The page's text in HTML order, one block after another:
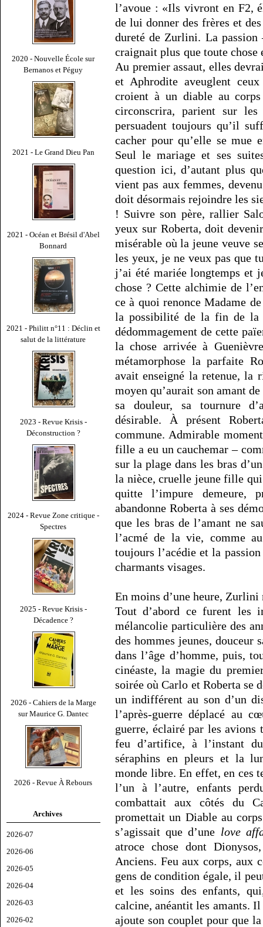
2020 - Nouvelle École sur
Bernanos et Péguy
2021 - Le Grand Dieu Pan
2021 - Océan et Brésil d'Abel
Bonnard
2021 - Philitt n°11 : Déclin et
salut de la littérature
2023 - Revue Krisis -
Déconstruction ?
2024 - Revue Zone critique -
Spectres
2025 - Revue Krisis -
Décadence ?
2026 - Cahiers de la Marge
sur Maurice G. Dantec
2026 - Revue À Rebours
Archives
2026-07
2026-06
2026-05
2026-04
2026-03
2026-02
l’avoue : «Ils vivront en F2,
de lui donner des frères et
dureté de Zurlini. La passion
craignait plus que toute chose
Au premier assaut, elles
et Aphrodite aveuglent
croient à un diable au corps
circonscrira, parient sur
persuadent toujours qu’il
cacher pour qu’elle se mue
Seul le mariage et ses
question ici, d’autant plus
vient pas aux femmes,
doit désormais rejoindre les
! Suivre son père, rallier
yeux sur Roberta, doit
misérable où la jeune veuve
les yeux, je ne veux pas que
j’ai été mariée longtemps et
chose ? Cette alchimie de
ce à quoi renonce Madame
la possibilité de la fin de la
dédommagement de cette
la chose arrivée à
métamorphose la parfaite
avait enseigné la retenue,
moyen qu’aurait son amant
sa douleur, sa tournure
désirable. À présent
commune. Admirable
fille a eu un cauchemar –
sur la plage dans les bras
la nièce, cruelle jeune fille
quitte l’impure demeure,
abandonne Roberta à ses
que les bras de l’amant ne
l’acmé de la vie, comme
toujours l’acédie et la
charmants visages.
En moins d’une heure, Zurlini
Tout d’abord ce furent les
mélancolie particulière des
des hommes jeunes, douceur
dans l’âge d’homme, puis,
cinéaste, la magie du
soirée où Carlo et Roberta se
un indifférent au son d’un
l’après-guerre déplacé au
guerre, éclairé par les avions
feu d’artifice, à l’instant
séraphins en pleurs et la
monde libre. En effet, en ces
l’un à l’autre, enfants
combattait aux côtés du
promettait un Diable au
s’agissait que d’une love
atroce chose dont
Anciens. Feu aux corps, aux
gens de condition égale, il
et les soins des enfants,
calcine, anéantit les amants.
ajoute son couplet pour que